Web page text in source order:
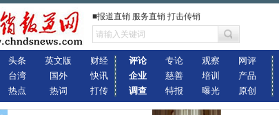
■报道直销 服务直销 打击传销
头条
台湾
热点
英文版
国外
热词
财经
快讯
打传
评论
企业
调查
专论
慈善
特报
观察
培训
曝光
网评
产品
原创